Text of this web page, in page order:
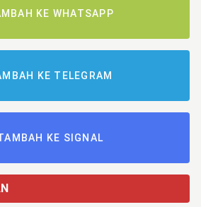
KE WHATSAPP
KE TELEGRAM
KE SIGNAL